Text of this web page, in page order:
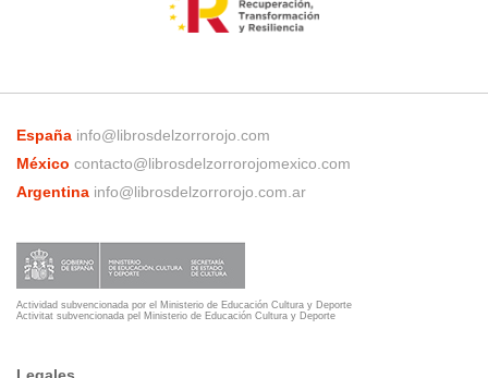
España info@librosdelzorrorojo.com
México contacto@librosdelzorrorojomexico.com
Argentina info@librosdelzorrorojo.com.ar
Actividad subvencionada por el Ministerio de Educación Cultura y Deporte
Activitat subvencionada pel Ministerio de Educación Cultura y Deporte